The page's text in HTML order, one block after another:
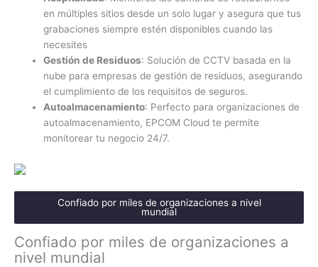
en múltiples sitios desde un solo lugar y asegura que tus
grabaciones siempre estén disponibles cuando las
necesites
Gestión de Residuos: Solución de CCTV basada en la
nube para empresas de gestión de residuos, asegurando
el cumplimiento de los requisitos de seguros.
Autoalmacenamiento: Perfecto para organizaciones de
autoalmacenamiento, EPCOM Cloud te permite
monitorear tu negocio 24/7.
Confiado por miles de organizaciones a nivel
mundial
Confiado por miles de organizaciones a
nivel mundial